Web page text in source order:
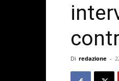
Di redazione -